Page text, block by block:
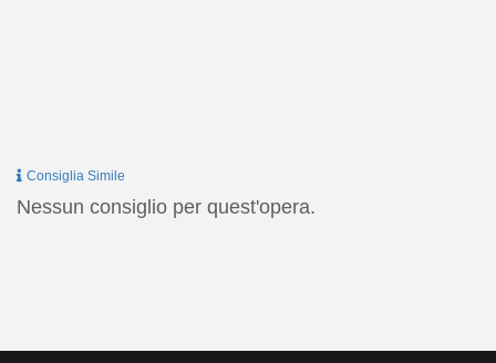
Consiglia Simile
Nessun consiglio per quest'opera.